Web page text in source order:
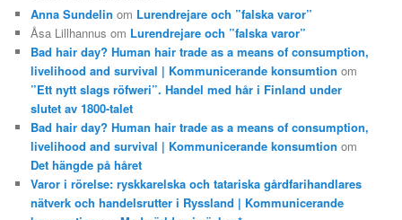
Anna Sundelin om Lurendrejare och ”falska varor”
Åsa Lillhannus om Lurendrejare och ”falska varor”
Bad hair day? Human hair trade as a means of consumption,
livelihood and survival | Kommunicerande konsumtion om
”Ett nytt slags röfweri”. Handel med hår i Finland under
slutet av 1800-talet
Bad hair day? Human hair trade as a means of consumption,
livelihood and survival | Kommunicerande konsumtion om
Det hängde på håret
Varor i rörelse: ryskkarelska och tatariska gårdfarihandlares
nätverk och handelsrutter i Ryssland | Kommunicerande